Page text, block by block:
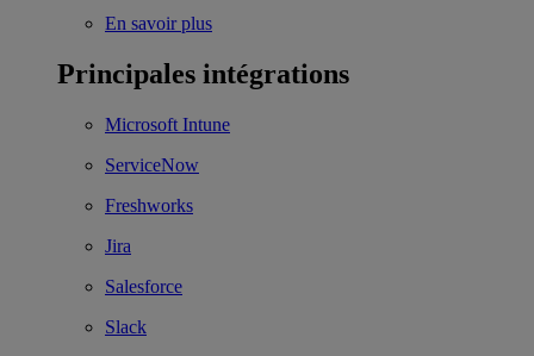
En savoir plus
Principales intégrations
Microsoft Intune
ServiceNow
Freshworks
Jira
Salesforce
Slack